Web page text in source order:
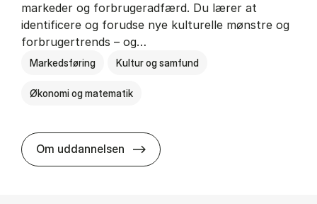
markeder og forbrugeradfærd. Du lærer at
identificere og forudse nye kulturelle mønstre og
forbrugertrends – og…
Markedsføring Kultur og samfund
Økonomi og matematik
Om uddannelsen HA i mar­keds- og kul­tu­r­a­na­ly­se